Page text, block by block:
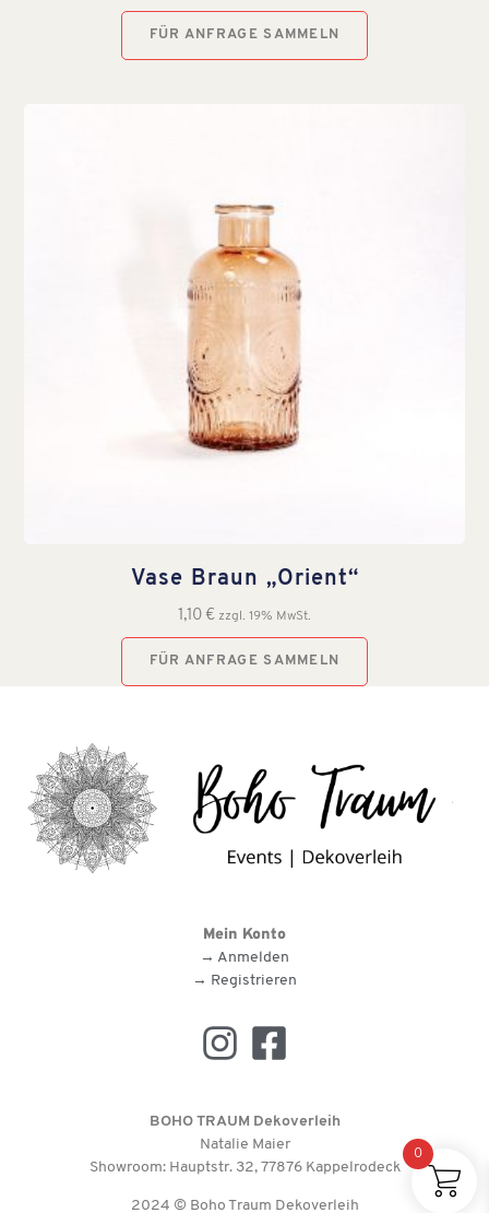
FÜR ANFRAGE SAMMELN
Vase Braun „Orient“
1,10 € zzgl. 19% MwSt.
FÜR ANFRAGE SAMMELN
Mein Konto
→ Anmelden
→ Registrieren
BOHO TRAUM Dekoverleih
Natalie Maier
Showroom: Hauptstr. 32, 77876 Kappelrodeck
2024 © Boho Traum Dekoverleih
0